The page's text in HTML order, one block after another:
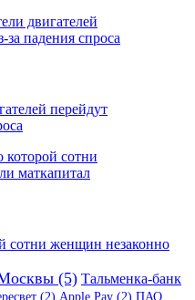
перейдут
сотни женщин незаконно
(5) Тальменка-банк
(2) Apple Pay (2) ПАО